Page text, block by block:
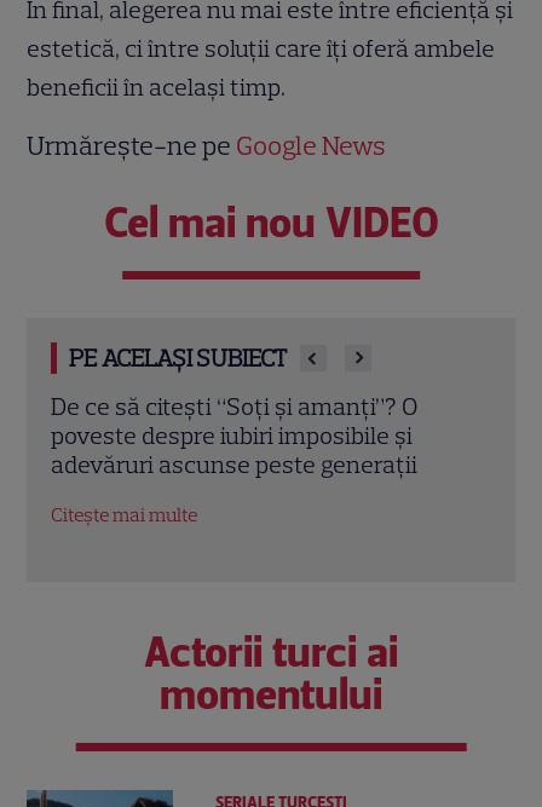
În final, alegerea nu mai este între eficiență și
estetică, ci între soluții care îți oferă ambele
beneficii în același timp.
Urmărește-ne pe Google News
Cel mai nou VIDEO
PE ACELAȘI SUBIECT
Oțelul care rezistă generații. De ce tot
mai mulți antreprenori aleg structura
metalică în locul betonului?
Citește mai multe
Actorii turci ai
momentului
SERIALE TURCEŞTI